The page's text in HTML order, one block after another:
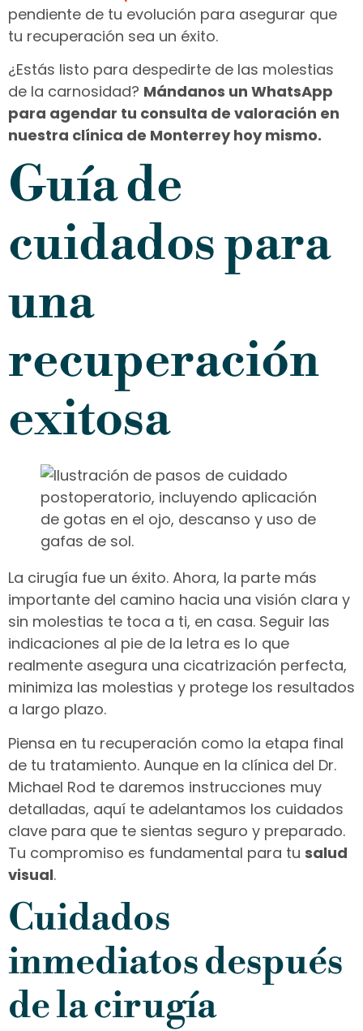
pendiente de tu evolución para asegurar que
tu recuperación sea un éxito.
¿Estás listo para despedirte de las molestias
de la carnosidad? Mándanos un WhatsApp
para agendar tu consulta de valoración en
nuestra clínica de Monterrey hoy mismo.
Guía de
cuidados para
una
recuperación
exitosa
La cirugía fue un éxito. Ahora, la parte más
importante del camino hacia una visión clara y
sin molestias te toca a ti, en casa. Seguir las
indicaciones al pie de la letra es lo que
realmente asegura una cicatrización perfecta,
minimiza las molestias y protege los resultados
a largo plazo.
Piensa en tu recuperación como la etapa final
de tu tratamiento. Aunque en la clínica del Dr.
Michael Rod te daremos instrucciones muy
detalladas, aquí te adelantamos los cuidados
clave para que te sientas seguro y preparado.
Tu compromiso es fundamental para tu salud
visual.
Cuidados
inmediatos después
de la cirugía